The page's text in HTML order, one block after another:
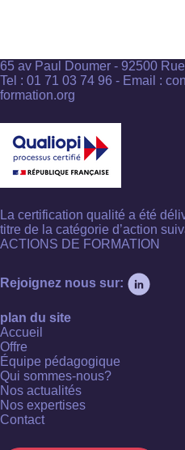
65 av Paul Doumer - 92500
Tel : 01 71 03 74 96 - Email :
formation.org
La certification qualité a été
titre de la catégorie d’action
ACTIONS DE FORMATION
Rejoignez nous sur:
plan du site
Accueil
Offre
Équipe pédagogique
Qui sommes-nous?
Nos actualités
Nos expertises
Contact